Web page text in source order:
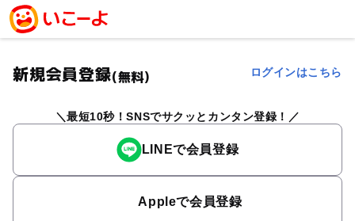
新規会員登録(無料) ログインはこちら
最短10秒！SNSでサクッとカンタン登録！
LINEで会員登録
Appleで会員登録